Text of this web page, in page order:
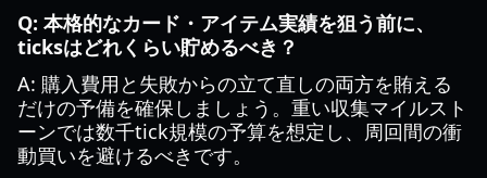
Q: 本格的なカード・アイテム実績を狙う前に、
ticksはどれくらい貯めるべき？
A: 購入費用と失敗からの立て直しの両方を賄える
だけの予備を確保しましょう。重い収集マイルスト
ーンでは数千tick規模の予算を想定し、周回間の衝
動買いを避けるべきです。